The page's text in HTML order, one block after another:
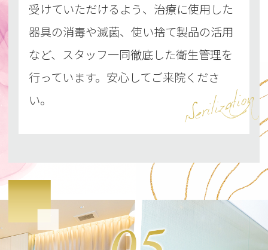
受けていただけるよう、治療に使用した
器具の消毒や滅菌、使い捨て製品の活用
など、スタッフ一同徹底した衛生管理を
行っています。安心してご来院くださ
い。
sSerilization